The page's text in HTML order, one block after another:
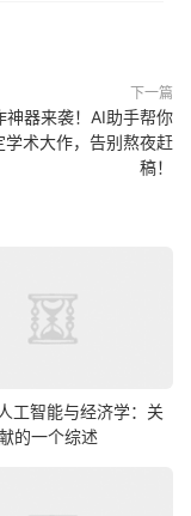
下一篇
神器来袭！AI助手帮你
学术大作，告别熬夜赶
稿！
工智能与经济学：关
的一个综述